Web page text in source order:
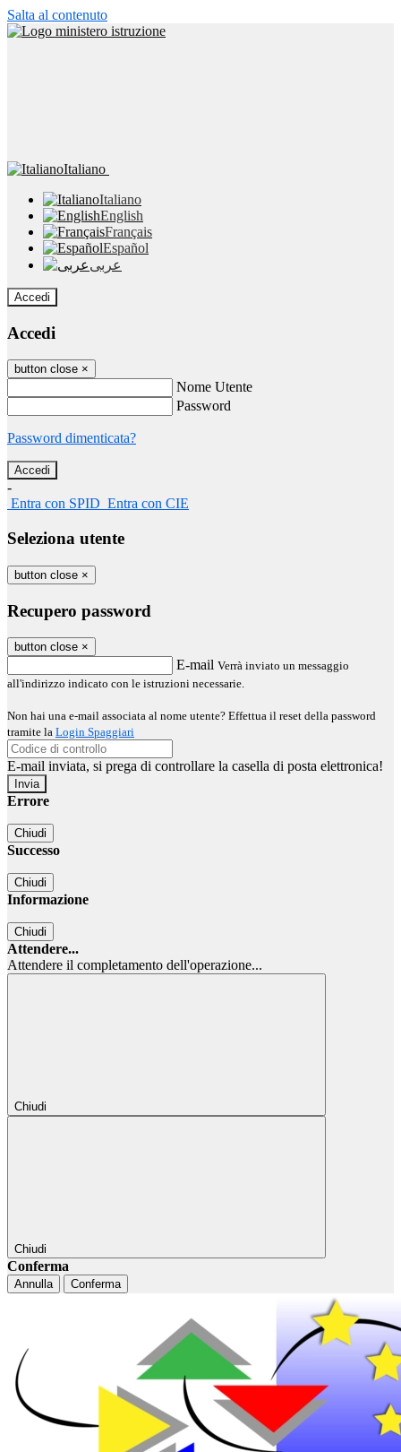
Salta al contenuto
Italiano
Italiano
English
Français
Español
عربى
Accedi
Accedi
button close ×
Nome Utente
Password
Password dimenticata?
-
Entra con SPID Entra con CIE
Seleziona utente
button close ×
Recupero password
button close ×
E-mail Verrà inviato un messaggio
all'indirizzo indicato con le istruzioni necessarie.
Non hai una e-mail associata al nome utente? Effettua il reset della password
tramite la Login Spaggiari
E-mail inviata, si prega di controllare la casella di posta elettronica!
Errore
Chiudi
Successo
Chiudi
Informazione
Chiudi
Attendere...
Attendere il completamento dell'operazione...
Chiudi
Chiudi
Conferma
Annulla Conferma